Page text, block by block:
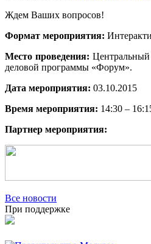
Ждем Ваших вопросов!
Формат мероприятия:
Место проведения:
деловой программы «Форум».
Дата мероприятия: 03.10.2015
Время мероприятия: 14:30 –
Партнер мероприятия:
Все новости
При поддержке